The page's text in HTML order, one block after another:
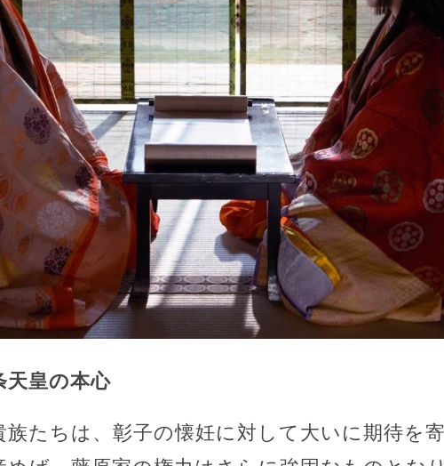
天皇の本心
族たちは、彰子の懐妊に対して大いに期待を